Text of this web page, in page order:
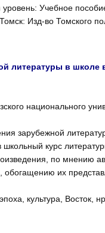
уровень: Учебное
Изд-во Томского
литературы в школе
национального
зарубежной
курс
по мнению
их
культура, Восток,